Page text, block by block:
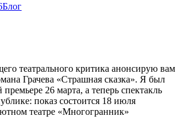
Блог
театрального критика анонсирую вам
Грачева «Страшная сказка». Я был
26 марта, а теперь спектакль
показ состоится 18 июля
театре «Многогранник»